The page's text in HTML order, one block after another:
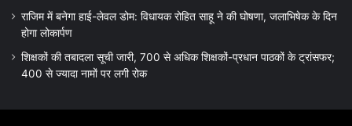
राजिम में बनेगा हाई-लेवल डोम: विधायक रोहित साहू ने की घोषणा, जलाभिषेक के दिन
होगा लोकार्पण
शिक्षकों की तबादला सूची जारी, 700 से अधिक शिक्षकों-प्रधान पाठकों के ट्रांसफर;
400 से ज्यादा नामों पर लगी रोक